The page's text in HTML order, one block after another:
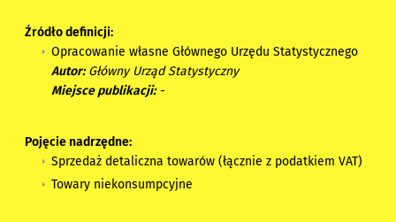
Źródło definicji:
Opracowanie własne Głównego Urzędu Statystycznego
Autor:Główny Urząd Statystyczny
Miejsce publikacji:-
Pojęcie nadrzędne:
Sprzedaż detaliczna towarów (łącznie z podatkiem VAT)
Towary niekonsumpcyjne